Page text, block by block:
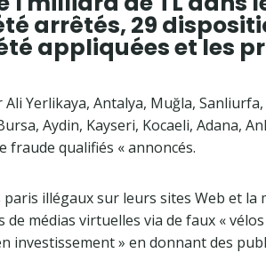
arrêtés, 29
appliquées et les
Yerlikaya, Antalya, Muğla,
Aydin, Kayseri, Kocaeli, Adana,
fraude qualifiés « annoncés.
paris illégaux sur leurs sites Web et
médias virtuelles via de faux «
investissement » en donnant des